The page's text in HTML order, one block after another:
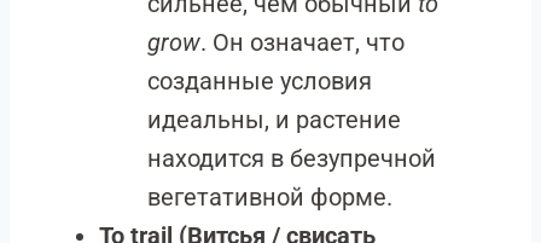
grow. Он означает, что
созданные условия
идеальны, и растение
находится в безупречной
вегетативной форме.
To trail (Витсья / свисать